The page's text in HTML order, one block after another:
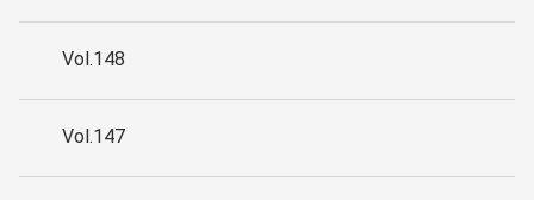
Vol.148
Vol.147